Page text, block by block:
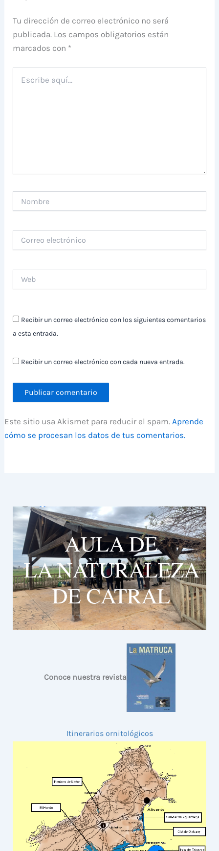
Tu dirección de correo electrónico no será
publicada. Los campos obligatorios están
marcados con *
aquí...
electrónico
Recibir un correo electrónico con los siguientes comentarios
a esta entrada.
Recibir un correo electrónico con cada nueva entrada.
Este sitio usa Akismet para reducir el spam.Aprende
cómo se procesan los datos de tus comentarios.
Conoce nuestra revista
Itinerarios ornitológicos